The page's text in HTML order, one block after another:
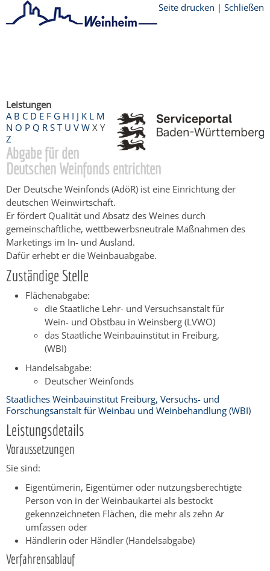
Seite drucken | Schließen
Leistungen
A B C D E F G H I J K L M
N O P Q R S T U V W X Y
Z
Abgabe für den
Deutschen Weinfonds entrichten
Der Deutsche Weinfonds (AdöR) ist eine Einrichtung der
deutschen Weinwirtschaft.
Er fördert Qualität und Absatz des Weines durch
gemeinschaftliche, wettbewerbsneutrale Maßnahmen des
Marketings im In- und Ausland.
Dafür erhebt er die Weinbauabgabe.
Zuständige Stelle
Flächenabgabe:
die Staatliche Lehr- und Versuchsanstalt für
Wein- und Obstbau in Weinsberg (LVWO)
das Staatliche Weinbauinstitut in Freiburg,
(WBI)
Handelsabgabe:
Deutscher Weinfonds
Staatliches Weinbauinstitut Freiburg, Versuchs- und
Forschungsanstalt für Weinbau und Weinbehandlung (WBI)
Leistungsdetails
Voraussetzungen
Sie sind:
Eigentümerin, Eigentümer oder nutzungsberechtigte
Person von in der Weinbaukartei als bestockt
gekennzeichneten Flächen, die mehr als zehn Ar
umfassen oder
Händlerin oder Händler (Handelsabgabe)
Verfahrensablauf